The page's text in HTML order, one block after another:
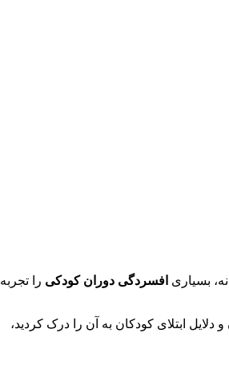
بسیاری افسردگی دوران کودکی را تجربه
دلایل ابتلای کودکان به آن را درک کردید،